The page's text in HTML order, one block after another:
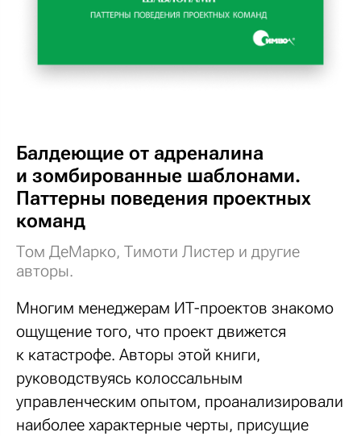
Балдеющие от адреналина
и зомбированные шаблонами.
Паттерны поведения проектных
команд
Том ДеМарко, Тимоти Листер и другие
авторы.
Многим менеджерам ИТ-проектов знакомо
ощущение того, что проект движется
к катастрофе. Авторы этой книги,
руководствуясь колоссальным
управленческим опытом, проанализировали
наиболее характерные черты, присущие